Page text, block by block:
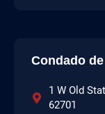
Condado
1 W Old
62701